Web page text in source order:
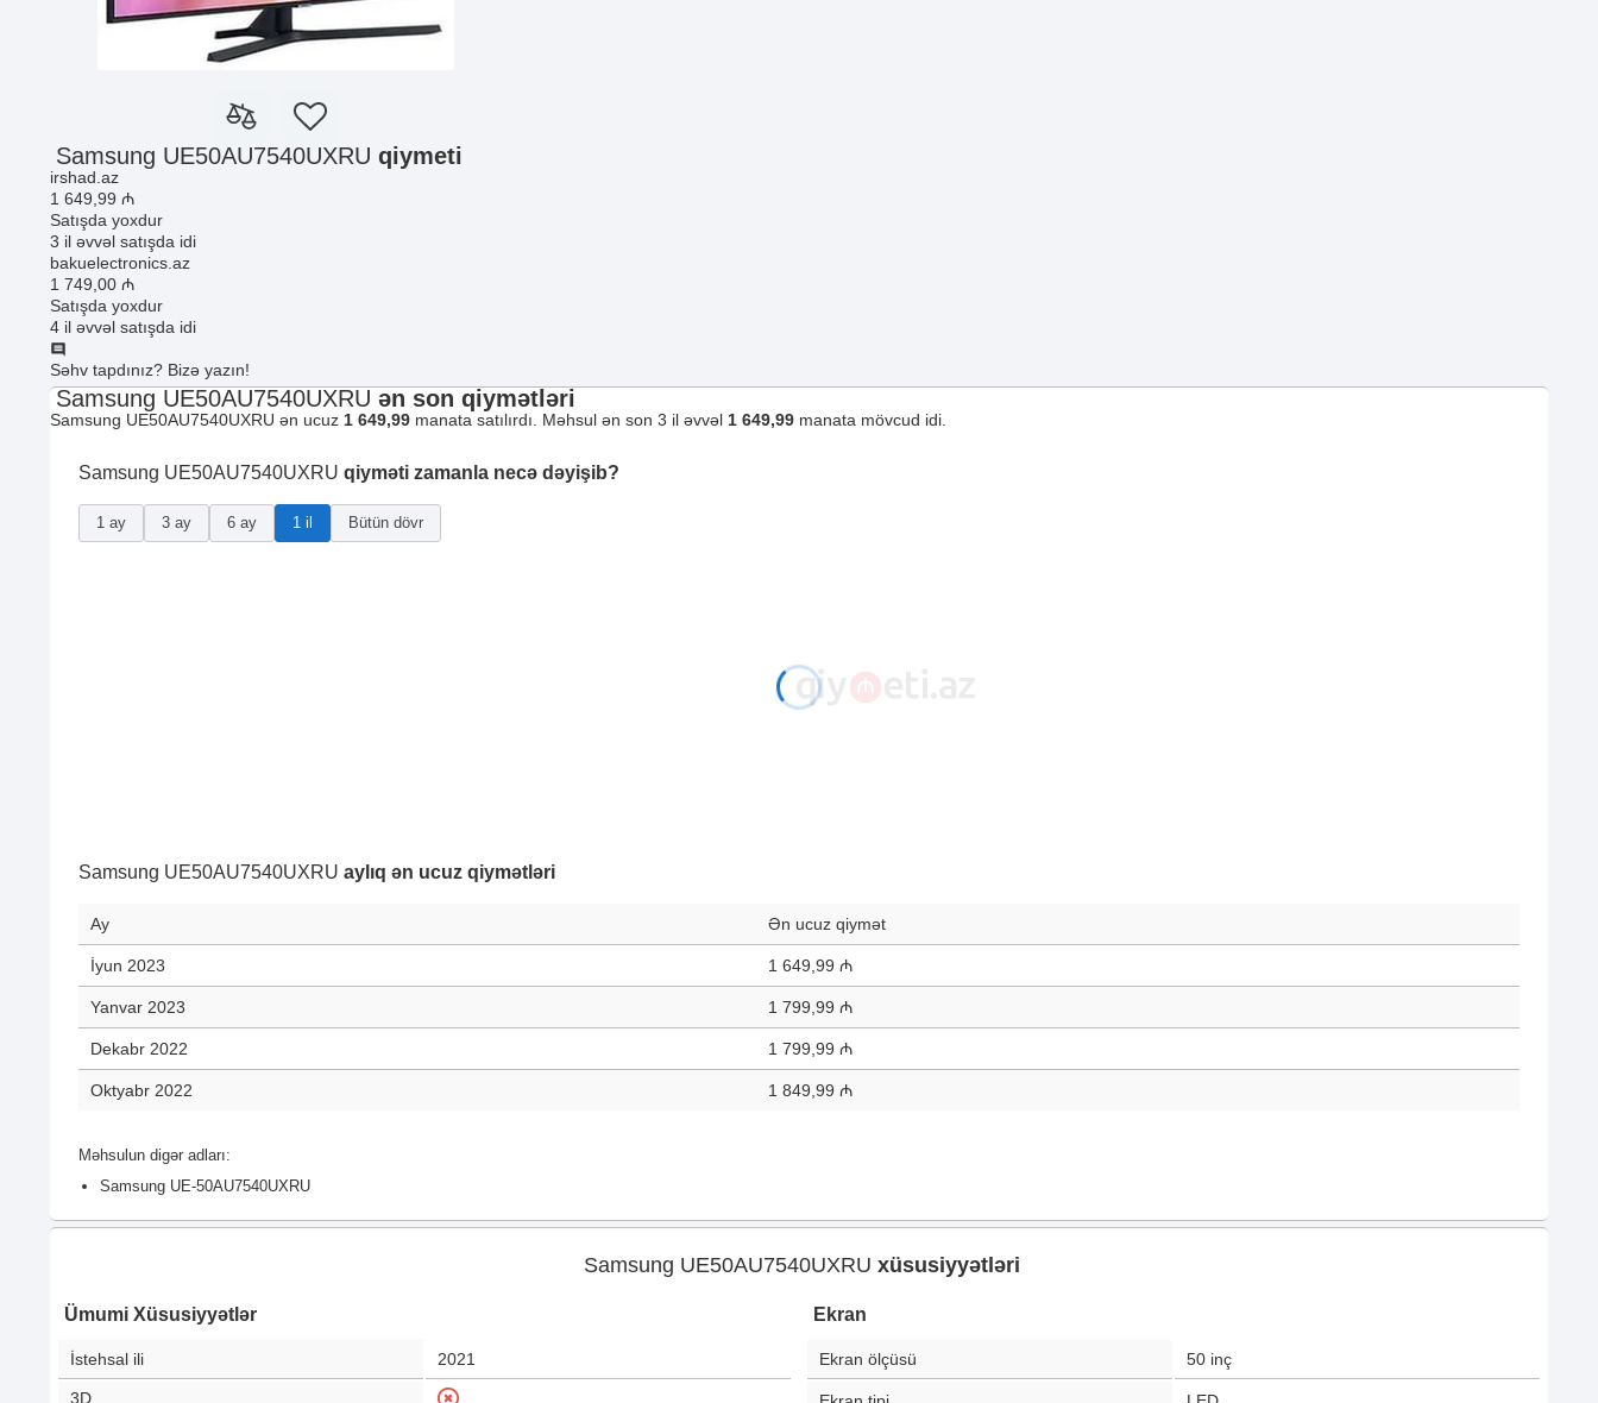
Samsung UE50AU7540UXRU qiymeti
irshad.az
1 649 ,99 ₼
Satışda yoxdur
3 il əvvəl satışda idi
bakuelectronics.az
1 749 ,00 ₼
Satışda yoxdur
4 il əvvəl satışda idi
Səhv tapdınız? Bizə yazın!
Samsung UE50AU7540UXRU ən son qiymətləri
Samsung UE50AU7540UXRU ən ucuz 1 649,99 manata satılırdı. Məhsul ən son 3 il əvvəl 1 649,99 manata mövcud idi.
Samsung UE50AU7540UXRU qiyməti zamanla necə dəyişib?
1 ay 3 ay 6 ay 1 il Bütün dövr
Samsung UE50AU7540UXRU aylıq ən ucuz qiymətləri
Ay Ən ucuz qiymət
İyun 2023 1 649,99 ₼
Yanvar 2023 1 799,99 ₼
Dekabr 2022 1 799,99 ₼
Oktyabr 2022 1 849,99 ₼
Məhsulun digər adları:
Samsung UE-50AU7540UXRU
Samsung UE50AU7540UXRU xüsusiyyətləri
Ümumi Xüsusiyyətlər
İstehsal ili 2021
3D
Ekran
Ekran ölçüsü 50 inç